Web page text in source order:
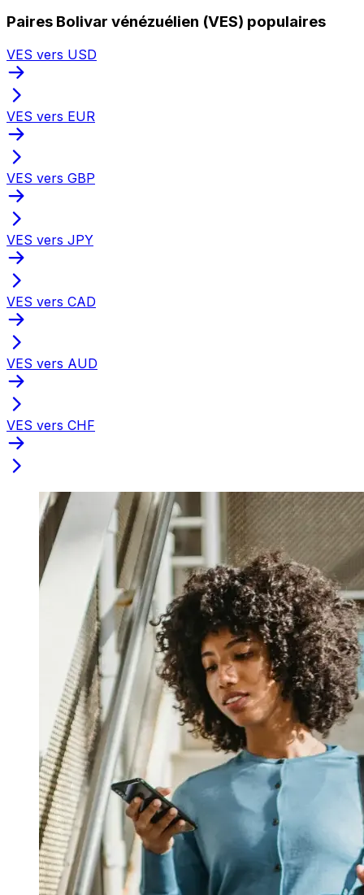
Paires Bolivar vénézuélien (VES) populaires
VES vers USD
VES vers EUR
VES vers GBP
VES vers JPY
VES vers CAD
VES vers AUD
VES vers CHF